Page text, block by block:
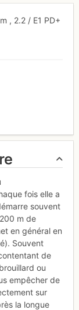
, 2.2 / E1 PD+
fois elle a
souvent
m de
en général en
Souvent
de
ou
empêcher de
sur
la longue